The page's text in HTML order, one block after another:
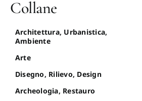
Collane
Architettura, Urbanistica,
Ambiente
Arte
Disegno, Rilievo, Design
Archeologia, Restauro